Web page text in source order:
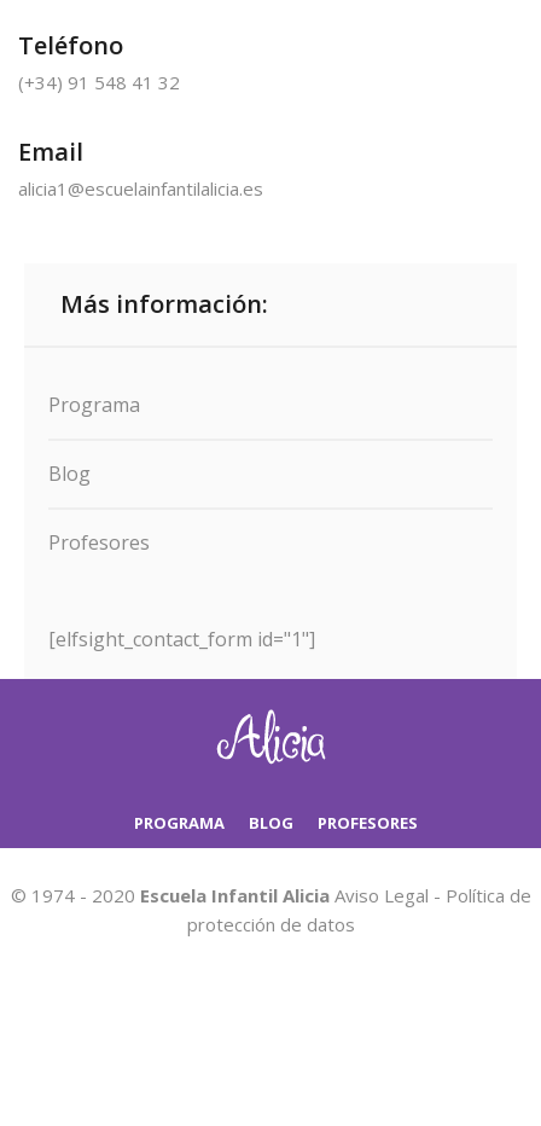
Teléfono
(+34) 91 548 41 32
Email
alicia1@escuelainfantilalicia.es
Más información:
Programa
Blog
Profesores
[elfsight_contact_form id="1"]
PROGRAMA BLOG PROFESORES
© 1974 - 2020 Escuela Infantil Alicia Aviso Legal - Política de
protección de datos